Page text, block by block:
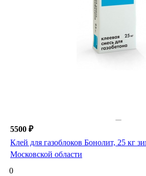
5500 ₽
Клей для газоблоков Бонолит, 25 кг
Московской области
0